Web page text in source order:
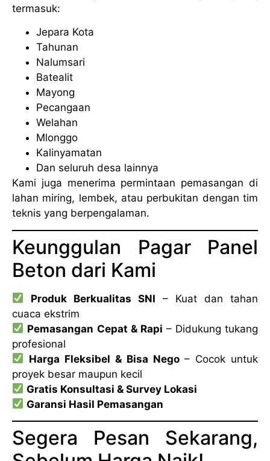
termasuk:
Jepara Kota
Tahunan
Nalumsari
Batealit
Mayong
Pecangaan
Welahan
Mlonggo
Kalinyamatan
Dan seluruh desa lainnya
Kami juga menerima permintaan pemasangan di
lahan miring, lembek, atau perbukitan dengan tim
teknis yang berpengalaman.
Keunggulan Pagar Panel
Beton dari Kami
Produk Berkualitas SNI – Kuat dan tahan
cuaca ekstrim
Pemasangan Cepat & Rapi – Didukung tukang
profesional
Harga Fleksibel & Bisa Nego– Cocok untuk
proyek besar maupun kecil
Gratis Konsultasi & Survey Lokasi
Garansi Hasil Pemasangan
Segera Pesan Sekarang,